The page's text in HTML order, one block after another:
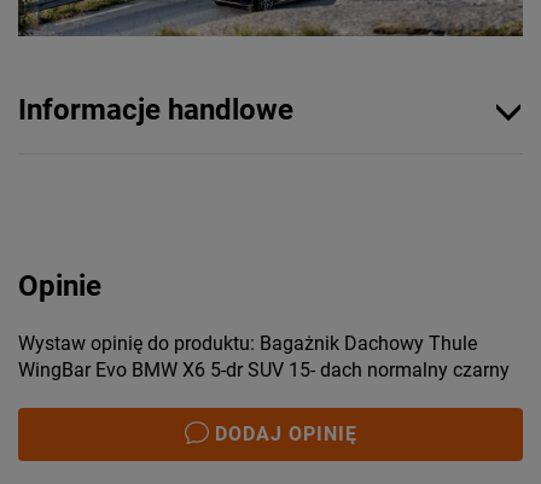
Informacje handlowe
Opinie
Wystaw opinię do produktu: Bagażnik Dachowy Thule
WingBar Evo BMW X6 5-dr SUV 15- dach normalny czarny
DODAJ OPINIĘ